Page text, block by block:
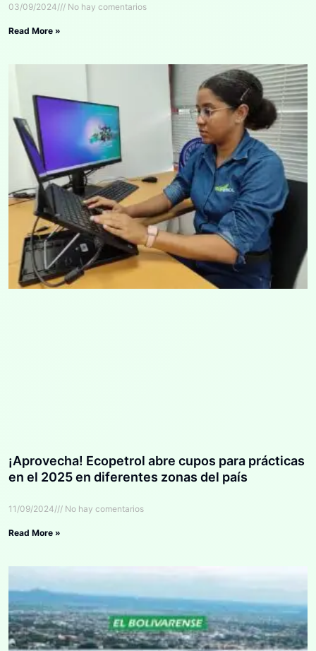
03/09/2024 No hay comentarios
Read More »
¡Aprovecha! Ecopetrol abre cupos para prácticas
en el 2025 en diferentes zonas del país
11/09/2024 No hay comentarios
Read More »